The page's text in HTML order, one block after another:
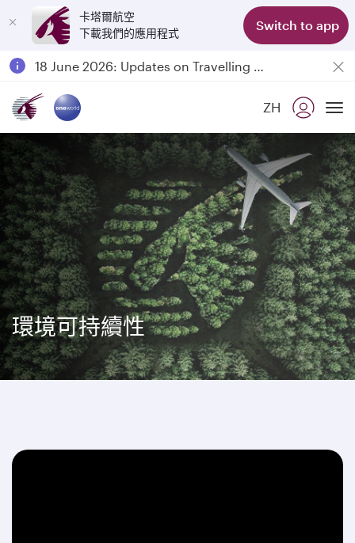
卡塔爾航空
下載我們的應用程式
Switch to app
Passengers flying between Doha and Auckland on QR914 and QR915
18 June 2026: Updates on Travelling with Power Banks
ZH
環境可持續性